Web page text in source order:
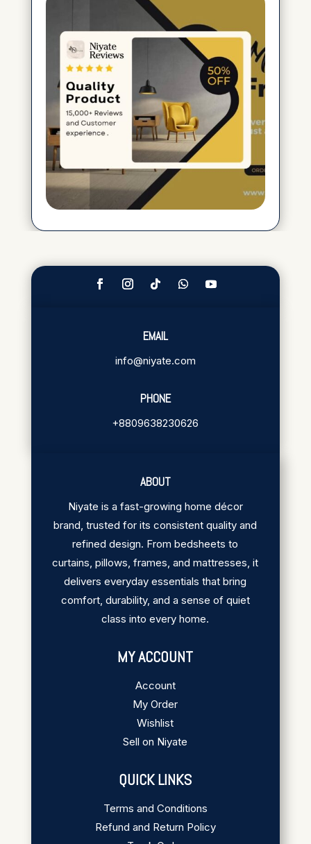
EMAIL
info@niyate.com
PHONE
+8809638230626
ABOUT
Niyate is a fast-growing home décor
brand, trusted for its consistent quality and
refined design. From bedsheets to
curtains, pillows, frames, and mattresses, it
delivers everyday essentials that bring
comfort, durability, and a sense of quiet
class into every home.
MY ACCOUNT
Account
My Order
Wishlist
Sell on Niyate
QUICK LINKS
Terms and Conditions
Refund and Return Policy